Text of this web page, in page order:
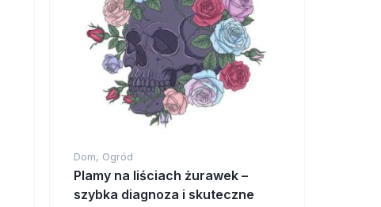
Dom, Ogród
Plamy na liściach żurawek –
szybka diagnoza i skuteczne